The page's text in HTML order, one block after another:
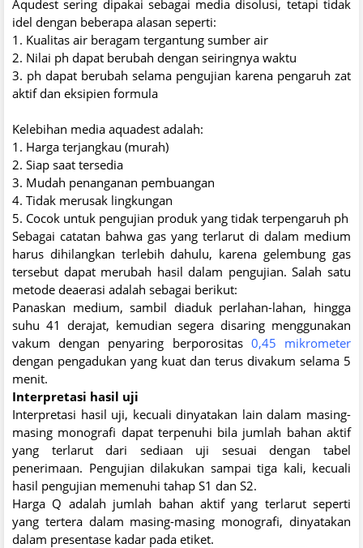
Aqudest sering dipakai sebagai media disolusi, tetapi tidak
idel dengan beberapa alasan seperti:
1. Kualitas air beragam tergantung sumber air
2. Nilai ph dapat berubah dengan seiringnya waktu
3. ph dapat berubah selama pengujian karena pengaruh zat
aktif dan eksipien formula
Kelebihan media aquadest adalah:
1. Harga terjangkau (murah)
2. Siap saat tersedia
3. Mudah penanganan pembuangan
4. Tidak merusak lingkungan
5. Cocok untuk pengujian produk yang tidak terpengaruh ph
Sebagai catatan bahwa gas yang terlarut di dalam medium
harus dihilangkan terlebih dahulu, karena gelembung gas
tersebut dapat merubah hasil dalam pengujian. Salah satu
metode deaerasi adalah sebagai berikut:
Panaskan medium, sambil diaduk perlahan-lahan, hingga
suhu 41 derajat, kemudian segera disaring menggunakan
vakum dengan penyaring berporositas 0,45 mikrometer
dengan pengadukan yang kuat dan terus divakum selama 5
menit.
Interpretasi hasil uji
Interpretasi hasil uji, kecuali dinyatakan lain dalam masing-
masing monografi dapat terpenuhi bila jumlah bahan aktif
yang terlarut dari sediaan uji sesuai dengan tabel
penerimaan. Pengujian dilakukan sampai tiga kali, kecuali
hasil pengujian memenuhi tahap S1 dan S2.
Harga Q adalah jumlah bahan aktif yang terlarut seperti
yang tertera dalam masing-masing monografi, dinyatakan
dalam presentase kadar pada etiket.